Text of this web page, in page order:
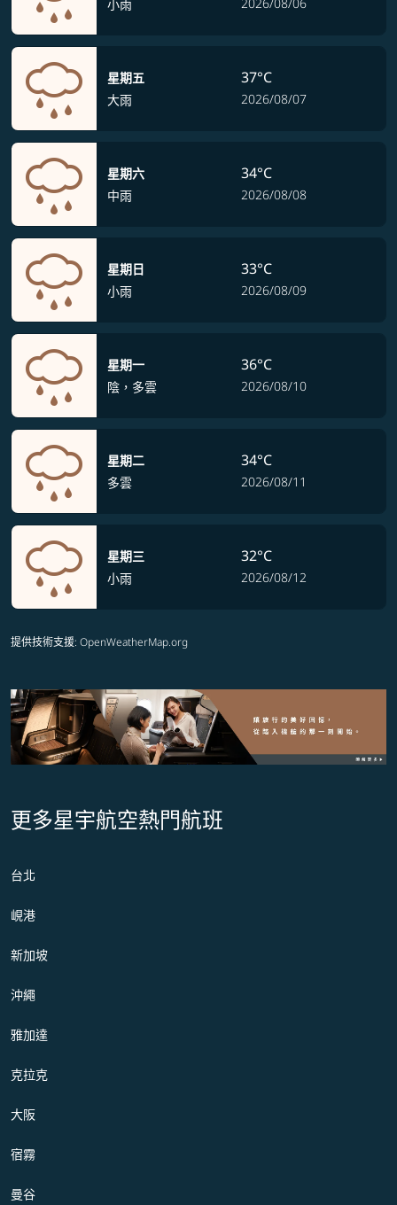
小雨
星期五
大雨
37°C
2026/08/07
星期六
中雨
34°C
2026/08/08
星期日
小雨
33°C
2026/08/09
星期一
陰，多雲
36°C
2026/08/10
星期二
多雲
34°C
2026/08/11
星期三
小雨
32°C
2026/08/12
提供技術支援: OpenWeatherMap.org
更多星宇航空熱門航班
台北
峴港
新加坡
沖繩
雅加達
克拉克
大阪
宿霧
曼谷